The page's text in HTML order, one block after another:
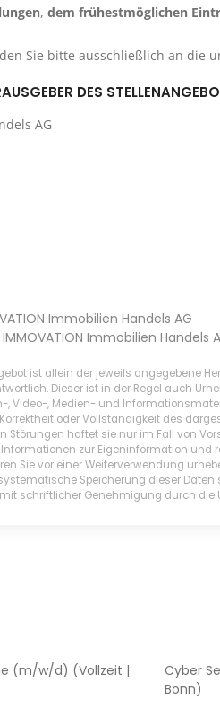
, dem frühestmöglichen
Sie bitte ausschließlich an die
DES
AG
Immobilien Handels AG
Immobilien Handels
ist allein der jeweils angegebene
Dieser ist in der Regel auch
Video-, Medien- und
oder Vollständigkeit des
Störungen haftet sie nur im Fall von
zur Eigeninformation und
Sie vor einer Weiterverwendung
Speicherung dieser
schriftlicher Genehmigung durch die
(m/w/d) (Vollzeit |
Cyber
Bonn)